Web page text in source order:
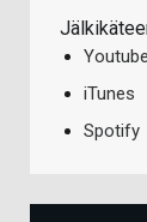
Youtube
iTunes
Spotify